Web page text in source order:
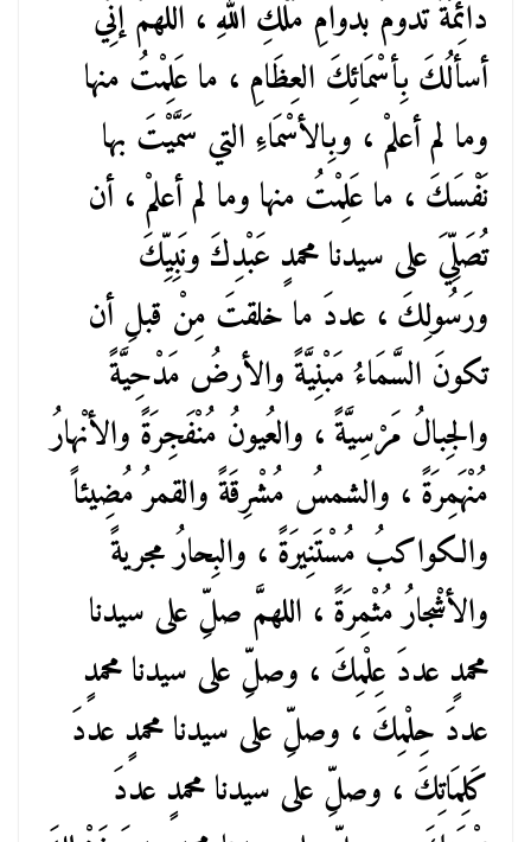
دائِمَةً تدومُ بدوامِ مُلْكِ اللهِ ، اللهمَّ إنِّي
أسألُكَ بِأسْمَائِكَ العِظَامِ ، ما عَلِمْتُ منها
وما لم أعلمْ ، وبِالأسْمَاءِ التي سَمَّيْتَ بها
نَفْسَكَ ، ما عَلِمْتُ منها وما لم أعلمْ ، أن
تُصَلِّيَ على سيدنا محمدٍ عَبْدِكَ ونَبِيِّكَ
ورَسُولِكَ ، عددَ ما خلقتَ مِنْ قبلِ أن
تكونَ السَّمَاءُ مَبْنِيَّةً والأرضُ مَدْحِيَّةً
والجِبالُ مَرْسِيَّةً ، والعُيونُ مُنْفَجِرَةً والأنْهارُ
مُنْهَمِرَةً ، والشمسُ مُشْرِقَةً والقمرُ مُضِيئاً
والكواكبُ مُسْتَنِيرَةً ، والبِحارُ مجريةً
والأشْجارُ مُثْمِرَةً ، اللهمَّ صلِّ على سيدنا
محمدٍ عددَ عِلْمِكَ ، وصلِّ على سيدنا محمدٍ
عددَ حِلْمِكَ ، وصلِّ على سيدنا محمدٍ عددَ
كَلِمَاتِكَ ، وصلِّ على سيدنا محمدٍ عددَ